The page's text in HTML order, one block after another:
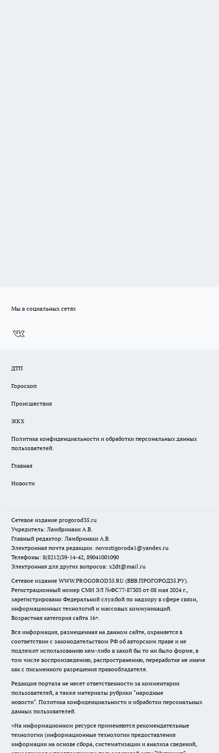
Мы в социальных сетях
ДТП
Гороскоп
Происшествия
ЖКХ
Политика конфиденциальности и обработки персональных данных
пользователей.
Главная
Новости
Сетевое издание progorod35.ru
Учредитель: Ламбринаки А.В.
Главный редактор: Ламбринаки А.В.
Электронная почта редакции: novostigoroda1@yandex.ru
Телефоны: 8(8212)39-14-42, 89041001090
Электронная для других вопросов: x2dt@mail.ru
Сетевое издание WWW.PROGOROD35.RU (ВВВ.ПРОГОРОД35.РУ).
Регистрационный номер СМИ ЭЛ №ФС77-87303 от 08 мая 2024 г.,
зарегистрировано Федеральной службой по надзору в сфере связи,
информационных технологий и массовых коммуникаций.
Возрастная категория сайта 16+.
Вся информация, размещенная на данном сайте, охраняется в
соответствии с законодательством РФ об авторском праве и не
подлежит использованию кем-либо в какой бы то ни было форме, в
том числе воспроизведению, распространению, переработке не иначе
как с письменного разрешения правообладателя.
Редакция портала не несет ответственности за комментарии
пользователей, а также материалы рубрики "народные
новости". Политика конфиденциальности и обработки персональных
данных пользователей.
«На информационном ресурсе применяются рекомендательные
технологии (информационные технологии предоставления
информации на основе сбора, систематизации и анализа сведений,